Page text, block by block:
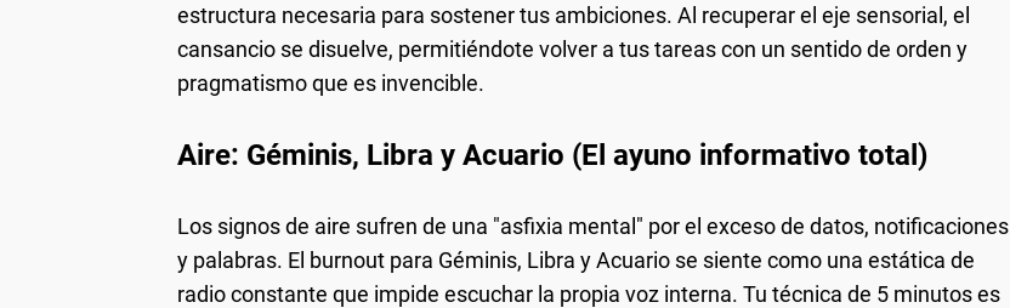
estructura necesaria para sostener tus ambiciones. Al recuperar el eje sensorial, el
cansancio se disuelve, permitiéndote volver a tus tareas con un sentido de orden y
pragmatismo que es invencible.
Aire: Géminis, Libra y Acuario (El ayuno informativo total)
Los signos de aire sufren de una "asfixia mental" por el exceso de datos, notificaciones
y palabras. El burnout para Géminis, Libra y Acuario se siente como una estática de
radio constante que impide escuchar la propia voz interna. Tu técnica de 5 minutos es